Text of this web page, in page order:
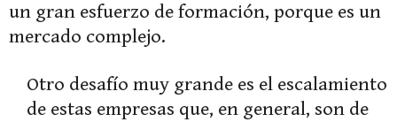
un gran esfuerzo de formación, porque es un
mercado complejo.
Otro desafío muy grande es el escalamiento
de estas empresas que, en general, son de